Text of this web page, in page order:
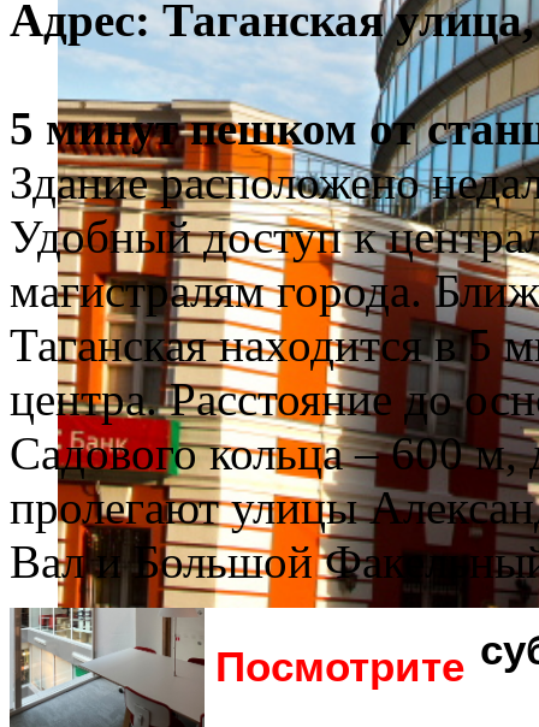
Адрес: Таганская
5 минут пешком от
Здание расположено
Удобный доступ к
магистралям города.
Таганская находится в 5
центра. Расстояние до
Садового кольца – 600
пролегают улицы
Вал и Большой
Посмотрите